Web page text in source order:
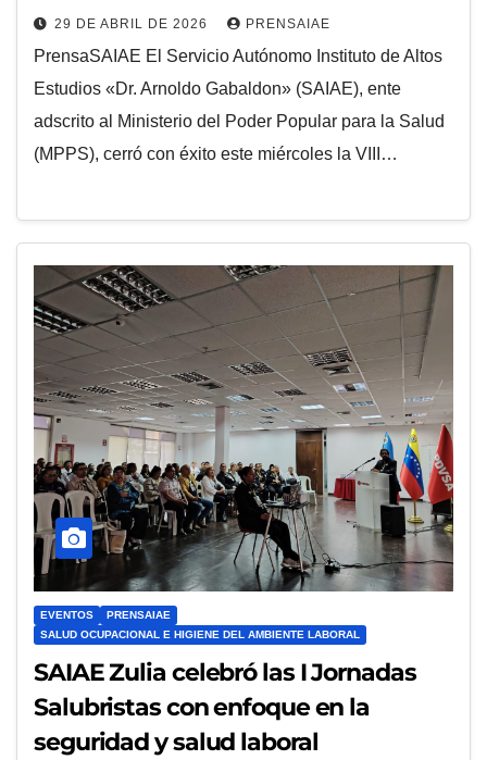
29 DE ABRIL DE 2026 PRENSAIAE
PrensaSAIAE El Servicio Autónomo Instituto de Altos
Estudios «Dr. Arnoldo Gabaldon» (SAIAE), ente
adscrito al Ministerio del Poder Popular para la Salud
(MPPS), cerró con éxito este miércoles la VIII…
EVENTOS
PRENSAIAE
SALUD OCUPACIONAL E HIGIENE DEL AMBIENTE LABORAL
SAIAE Zulia celebró las I Jornadas
Salubristas con enfoque en la
seguridad y salud laboral